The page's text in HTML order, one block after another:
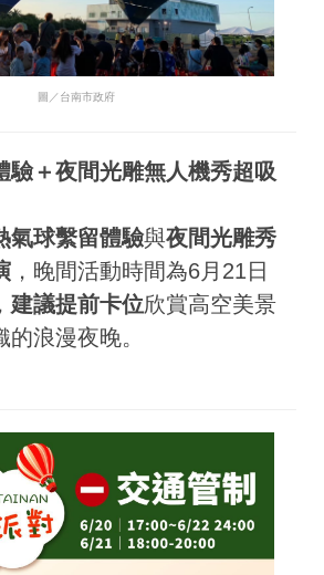
圖／台南市政府
驗＋夜間光雕無人機秀超吸
氣球繫留體驗與夜間光雕秀
，晚間活動時間為6月21日
建議提前卡位欣賞高空美景
浪漫夜晚。